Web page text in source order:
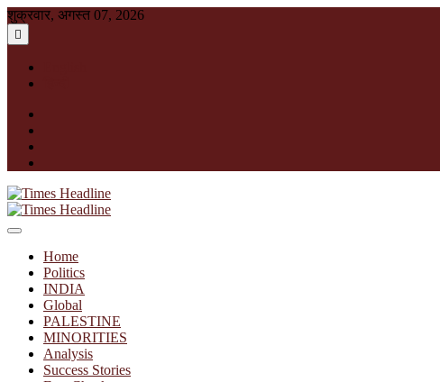
Skip
to
content
शुक्रवार, अगस्त 07, 2026
Times Headline
Home
Politics
INDIA
Global
PALESTINE
MINORITIES
Analysis
Success Stories